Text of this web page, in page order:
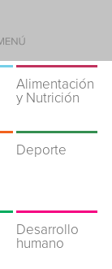
Alimentación
y Nutrición
Deporte
Desarrollo
humano